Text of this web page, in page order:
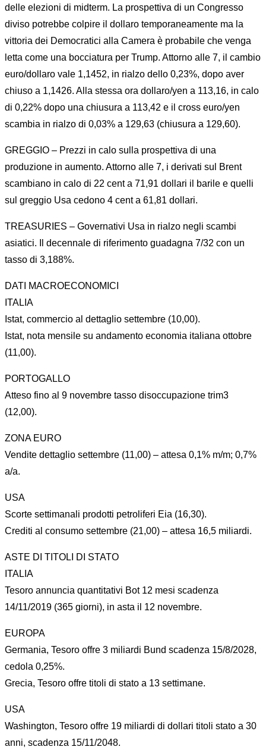
delle elezioni di midterm. La prospettiva di un Congresso
diviso potrebbe colpire il dollaro temporaneamente ma la
vittoria dei Democratici alla Camera è probabile che venga
letta come una bocciatura per Trump. Attorno alle 7, il cambio
euro/dollaro vale 1,1452, in rialzo dello 0,23%, dopo aver
chiuso a 1,1426. Alla stessa ora dollaro/yen a 113,16, in calo
di 0,22% dopo una chiusura a 113,42 e il cross euro/yen
scambia in rialzo di 0,03% a 129,63 (chiusura a 129,60).
GREGGIO – Prezzi in calo sulla prospettiva di una
produzione in aumento. Attorno alle 7, i derivati sul Brent
scambiano in calo di 22 cent a 71,91 dollari il barile e quelli
sul greggio Usa cedono 4 cent a 61,81 dollari.
TREASURIES – Governativi Usa in rialzo negli scambi
asiatici. Il decennale di riferimento guadagna 7/32 con un
tasso di 3,188%.
DATI MACROECONOMICI
ITALIA
Istat, commercio al dettaglio settembre (10,00).
Istat, nota mensile su andamento economia italiana ottobre
(11,00).
PORTOGALLO
Atteso fino al 9 novembre tasso disoccupazione trim3
(12,00).
ZONA EURO
Vendite dettaglio settembre (11,00) – attesa 0,1% m/m; 0,7%
a/a.
USA
Scorte settimanali prodotti petroliferi Eia (16,30).
Crediti al consumo settembre (21,00) – attesa 16,5 miliardi.
ASTE DI TITOLI DI STATO
ITALIA
Tesoro annuncia quantitativi Bot 12 mesi scadenza
14/11/2019 (365 giorni), in asta il 12 novembre.
EUROPA
Germania, Tesoro offre 3 miliardi Bund scadenza 15/8/2028,
cedola 0,25%.
Grecia, Tesoro offre titoli di stato a 13 settimane.
USA
Washington, Tesoro offre 19 miliardi di dollari titoli stato a 30
anni, scadenza 15/11/2048.